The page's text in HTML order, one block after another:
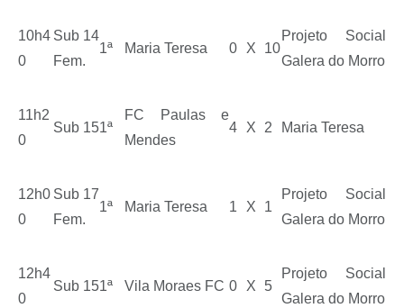
10h4
0
Sub 14
Fem.
1ª Maria Teresa 0 X 10
Projeto Social
Galera do Morro
11h2
0
Sub 151ª
FC Paulas e
Mendes
4 X 2 Maria Teresa
12h0
0
Sub 17
Fem.
1ª Maria Teresa 1 X 1
Projeto Social
Galera do Morro
12h4
0
Sub 151ª Vila Moraes FC 0 X 5
Projeto Social
Galera do Morro